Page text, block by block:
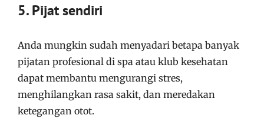
5. Pijat sendiri
Anda mungkin sudah menyadari betapa banyak
pijatan profesional di spa atau klub kesehatan
dapat membantu mengurangi stres,
menghilangkan rasa sakit, dan meredakan
ketegangan otot.